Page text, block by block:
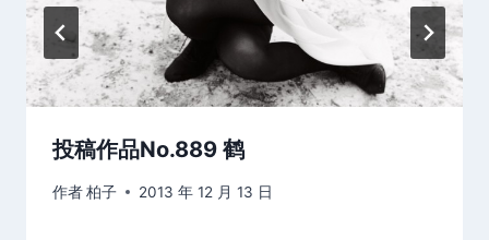
投稿作品No.889 鹤
作者柏子 2013 年 12 月 13 日